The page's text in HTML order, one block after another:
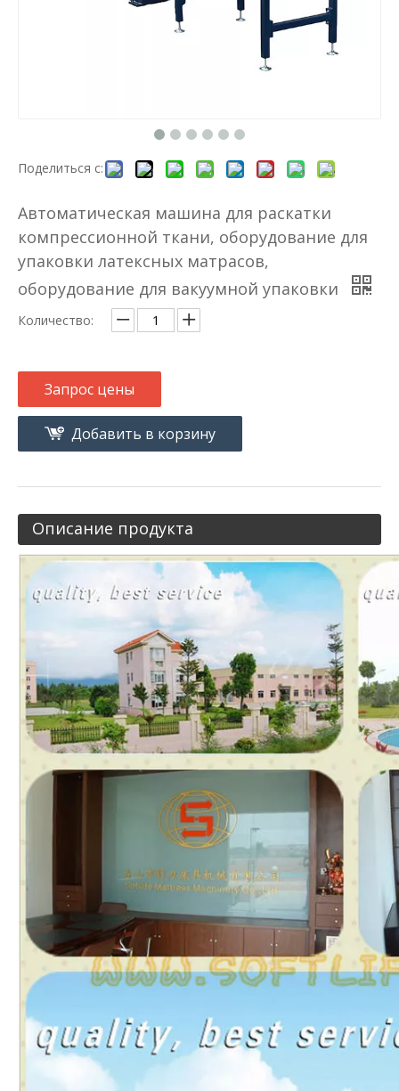
Поделиться с:
Автоматическая машина для раскатки
компрессионной ткани, оборудование для
упаковки латексных матрасов,
оборудование для вакуумной упаковки
Количество:
Запрос цены
Добавить в корзину
Описание продукта